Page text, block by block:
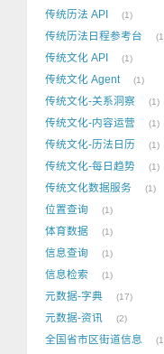
传统历法 API 1
传统历法日程参考台 1
传统文化 API 1
传统文化 Agent 1
传统文化-关系洞察 1
传统文化-内容运营 1
传统文化-历法日历 1
传统文化-每日趋势 1
传统文化数据服务 1
位置查询 1
体育数据 1
信息查询 1
信息检索 1
元数据-字典 17
元数据-资讯 2
全国省市区街道信息 1